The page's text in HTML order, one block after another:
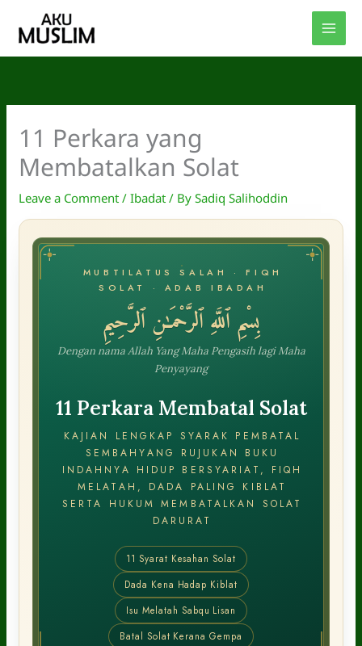
11 Perkara yang
Membatalkan Solat
Leave a Comment /Ibadat / BySadiq Salihoddin
MUBTILATUS SALAH · FIQH
SOLAT · ADAB IBADAH
بِسْمِ ٱللَّهِ ٱلرَّحْمَـٰنِ ٱلرَّحِيمِ
Dengan nama Allah Yang Maha Pengasih lagi Maha
Penyayang
11 Perkara Membatal Solat
KAJIAN LENGKAP SYARAK PEMBATAL
SEMBAHYANG RUJUKAN BUKU
INDAHNYA HIDUP BERSYARIAT, FIQH
MELATAH, DADA PALING KIBLAT
SERTA HUKUM MEMBATALKAN SOLAT
DARURAT
11 Syarat Kesahan Solat
Dada Kena Hadap Kiblat
Isu Melatah Sabqu Lisan
Batal Solat Kerana Gempa